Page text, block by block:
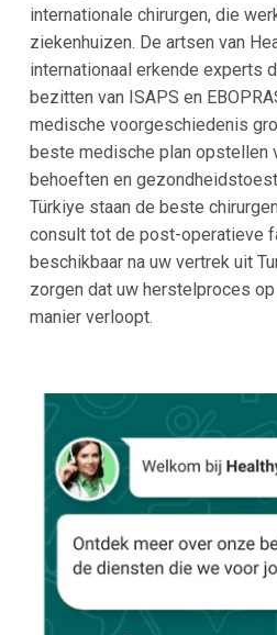
internationale chirurgen, die
ziekenhuizen. De artsen van
internationaal erkende experts
bezitten van ISAPS en
medische voorgeschiedenis
beste medische plan opstellen
behoeften en
Türkiye staan de beste
consult tot de post-operatieve
beschikbaar na uw vertrek uit
zorgen dat uw herstelproces
manier verloopt.